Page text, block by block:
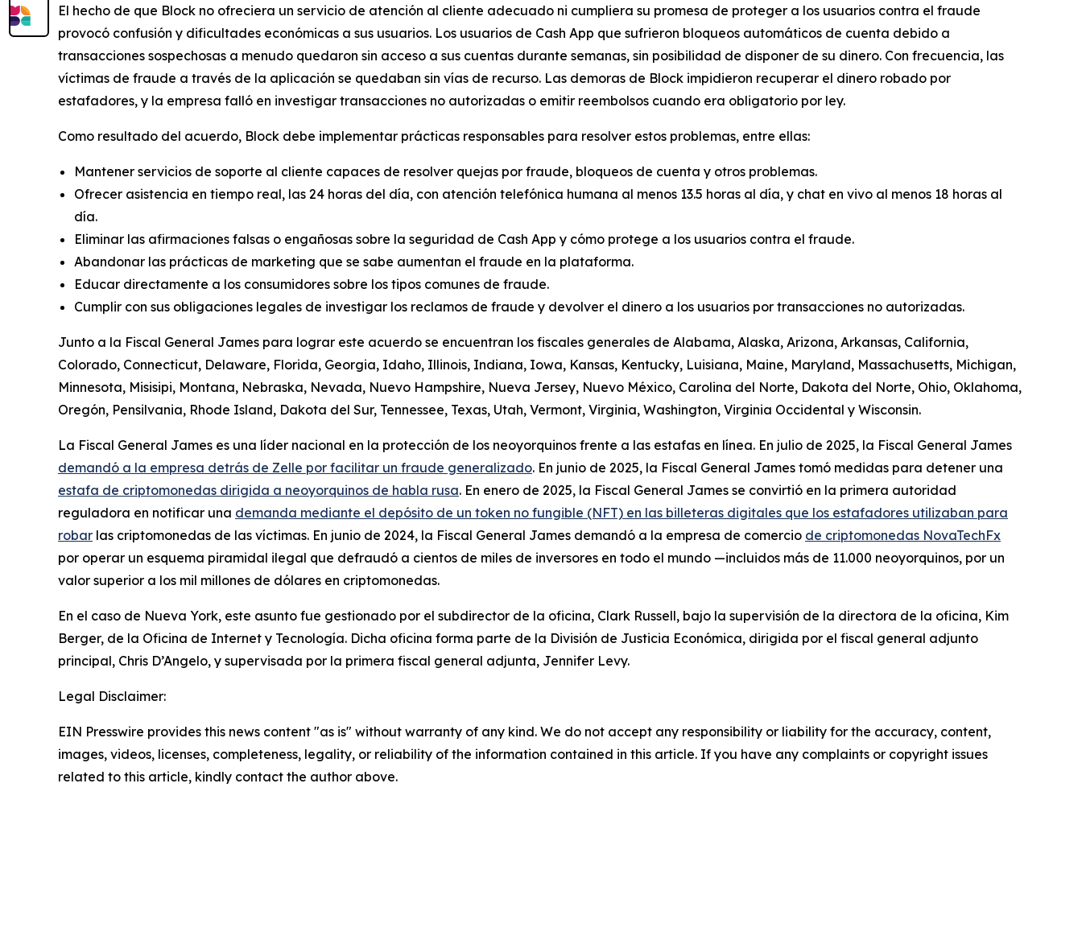
El hecho de que Block no ofreciera un servicio de atención al cliente adecuado ni cumpliera su promesa de proteger a los usuarios contra el fraude
provocó confusión y dificultades económicas a sus usuarios. Los usuarios de Cash App que sufrieron bloqueos automáticos de cuenta debido a
transacciones sospechosas a menudo quedaron sin acceso a sus cuentas durante semanas, sin posibilidad de disponer de su dinero. Con frecuencia, las
víctimas de fraude a través de la aplicación se quedaban sin vías de recurso. Las demoras de Block impidieron recuperar el dinero robado por
estafadores, y la empresa falló en investigar transacciones no autorizadas o emitir reembolsos cuando era obligatorio por ley.
Como resultado del acuerdo, Block debe implementar prácticas responsables para resolver estos problemas, entre ellas:
Mantener servicios de soporte al cliente capaces de resolver quejas por fraude, bloqueos de cuenta y otros problemas.
Ofrecer asistencia en tiempo real, las 24 horas del día, con atención telefónica humana al menos 13.5 horas al día, y chat en vivo al menos 18 horas al
día.
Eliminar las afirmaciones falsas o engañosas sobre la seguridad de Cash App y cómo protege a los usuarios contra el fraude.
Abandonar las prácticas de marketing que se sabe aumentan el fraude en la plataforma.
Educar directamente a los consumidores sobre los tipos comunes de fraude.
Cumplir con sus obligaciones legales de investigar los reclamos de fraude y devolver el dinero a los usuarios por transacciones no autorizadas.
Junto a la Fiscal General James para lograr este acuerdo se encuentran los fiscales generales de Alabama, Alaska, Arizona, Arkansas, California,
Colorado, Connecticut, Delaware, Florida, Georgia, Idaho, Illinois, Indiana, Iowa, Kansas, Kentucky, Luisiana, Maine, Maryland, Massachusetts, Michigan,
Minnesota, Misisipi, Montana, Nebraska, Nevada, Nuevo Hampshire, Nueva Jersey, Nuevo México, Carolina del Norte, Dakota del Norte, Ohio, Oklahoma,
Oregón, Pensilvania, Rhode Island, Dakota del Sur, Tennessee, Texas, Utah, Vermont, Virginia, Washington, Virginia Occidental y Wisconsin.
La Fiscal General James es una líder nacional en la protección de los neoyorquinos frente a las estafas en línea. En julio de 2025, la Fiscal General James
demandó a la empresa detrás de Zelle por facilitar un fraude generalizado. En junio de 2025, la Fiscal General James tomó medidas para detener una
estafa de criptomonedas dirigida a neoyorquinos de habla rusa. En enero de 2025, la Fiscal General James se convirtió en la primera autoridad
reguladora en notificar una demanda mediante el depósito de un token no fungible (NFT) en las billeteras digitales que los estafadores utilizaban para
robar las criptomonedas de las víctimas. En junio de 2024, la Fiscal General James demandó a la empresa de comercio de criptomonedas NovaTechFx
por operar un esquema piramidal ilegal que defraudó a cientos de miles de inversores en todo el mundo —incluidos más de 11.000 neoyorquinos, por un
valor superior a los mil millones de dólares en criptomonedas.
En el caso de Nueva York, este asunto fue gestionado por el subdirector de la oficina, Clark Russell, bajo la supervisión de la directora de la oficina, Kim
Berger, de la Oficina de Internet y Tecnología. Dicha oficina forma parte de la División de Justicia Económica, dirigida por el fiscal general adjunto
principal, Chris D’Angelo, y supervisada por la primera fiscal general adjunta, Jennifer Levy.
Legal Disclaimer:
EIN Presswire provides this news content "as is" without warranty of any kind. We do not accept any responsibility or liability for the accuracy, content,
images, videos, licenses, completeness, legality, or reliability of the information contained in this article. If you have any complaints or copyright issues
related to this article, kindly contact the author above.